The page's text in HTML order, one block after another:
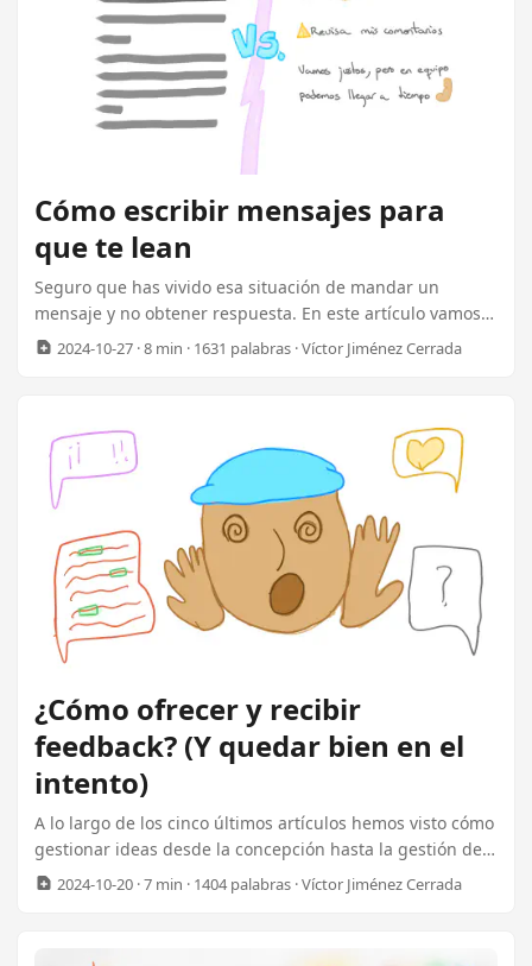
Cómo escribir mensajes para
que te lean
Seguro que has vivido esa situación de mandar un
mensaje y no obtener respuesta. En este artículo vamos a
ver varios consejos para organizar mejor tus textos para
porque tienen un déficit de atención. Lo que está claro es
que si nosotros estructuramos nuestros mensajes de
forma que sean más fáciles de procesar, estos serán
2024-10-27 · 8 min · 1631 palabras · Víctor Jiménez Cerrada
¿Cómo ofrecer y recibir
feedback? (Y quedar bien en el
intento)
A lo largo de los cinco últimos artículos hemos visto cómo
gestionar ideas desde la concepción hasta la gestión de
la implementación. Uno de los temas recurrentes en
estos artículos ha sido que al compartir nuestra idea,
opinión. Me gustaría terminar esta serie de artículos con
2024-10-20 · 7 min · 1404 palabras · Víctor Jiménez Cerrada